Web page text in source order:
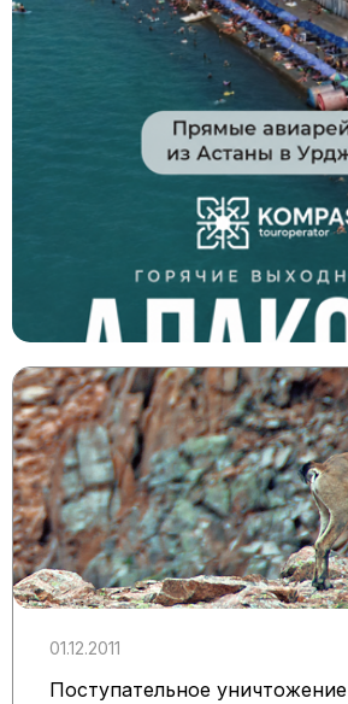
01.12.2011
Поступательное уничтожение